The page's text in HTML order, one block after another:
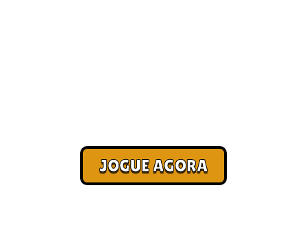
JOGUE AGORA